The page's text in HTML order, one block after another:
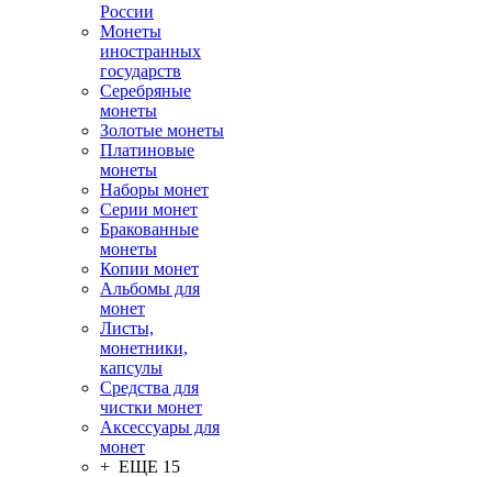
России
Монеты
иностранных
государств
Серебряные
монеты
Золотые монеты
Платиновые
монеты
Наборы монет
Серии монет
Бракованные
монеты
Копии монет
Альбомы для
монет
Листы,
монетники,
капсулы
Средства для
чистки монет
Аксессуары для
монет
+ ЕЩЕ 15